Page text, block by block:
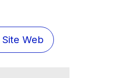
Site Web